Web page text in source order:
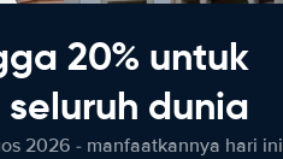
20% untuk
dunia
2026 - manfaatkannya hari